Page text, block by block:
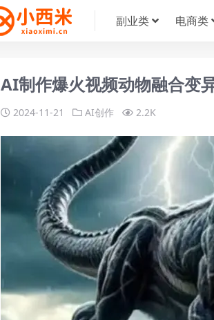
副业类 电商类
AI制作爆火视频动物融合变
2024-11-21 AI创作 2.2K